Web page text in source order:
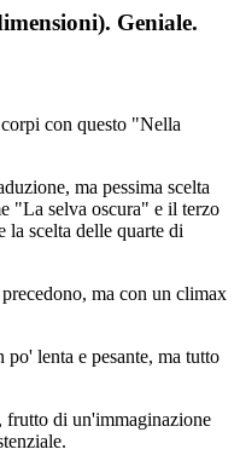
Geniale.
con questo "Nella
ma pessima scelta
"La selva oscura" e il terzo
scelta delle quarte di
ma con un climax
lenta e pesante, ma tutto
di un'immaginazione